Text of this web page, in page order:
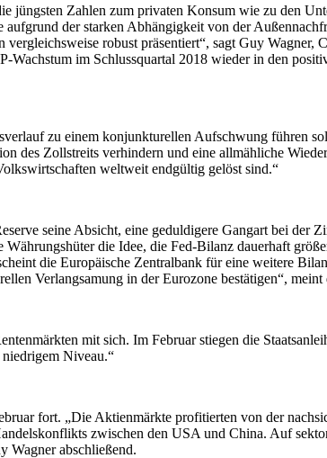
jüngsten Zahlen zum privaten Konsum wie zu den
der starken Abhängigkeit von der
robust präsentiert“, sagt Guy Wagner,
im Schlussquartal 2018 wieder in den
zu einem konjunkturellen Aufschwung führen
des Zollstreits verhindern und eine allmähliche
weltweit endgültig gelöst sind.“
seine Absicht, eine geduldigere Gangart bei der
die Idee, die Fed-Bilanz dauerhaft
die Europäische Zentralbank für eine weitere
Verlangsamung in der Eurozone bestätigen“,
mit sich. Im Februar stiegen die
Niveau.“
fort. „Die Aktienmärkte profitierten von der
zwischen den USA und China. Auf
Wagner abschließend.